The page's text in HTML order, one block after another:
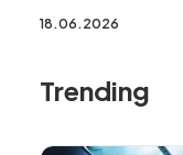
18.06.2026
Trending